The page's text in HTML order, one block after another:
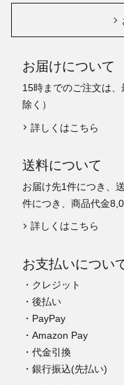
お届けについて
15時までのご注文は
除く）
詳しくはこちら
送料について
お届け先1件につき、
件につき、商品代金
詳しくはこちら
お支払いについ
・クレジット
・後払い
・PayPay
・Amazon Pay
・代金引換
・銀行振込(先払い)